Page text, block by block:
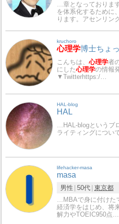
…章となっておりま
を体系化するために
ります。アセンリン
kruchoro
心理学博士ちょ
こんちは、心理学者
にした心理学の情報
▼Twitterhttps:/…
HAL-blog
HAL
…HAL-blogというブ
ライティングについ
lifehacker-masa
masa
男性 50代 東京都
…MBAで身に付けた
経済学をはじめ、将
解力やTOEIC950点…